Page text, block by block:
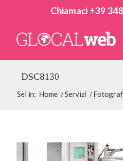
Chiamaci +39
_DSC8130
Sei in: Home /Servizi /